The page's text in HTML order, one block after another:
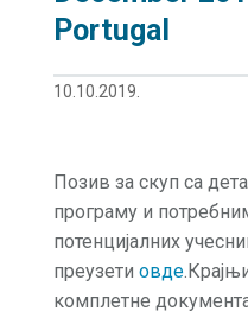
Portugal
10.10.2019.
Позив за скуп са
програму и
потенцијалних
преузети овде
комплетне